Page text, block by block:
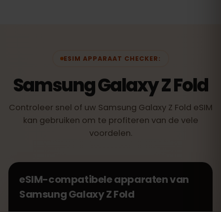
ESIM APPARAAT CHECKER:
Samsung Galaxy Z Fold
Controleer snel of uw Samsung Galaxy Z Fold eSIM
kan gebruiken om te profiteren van de vele
voordelen.
eSIM-compatibele apparaten van
Samsung Galaxy Z Fold